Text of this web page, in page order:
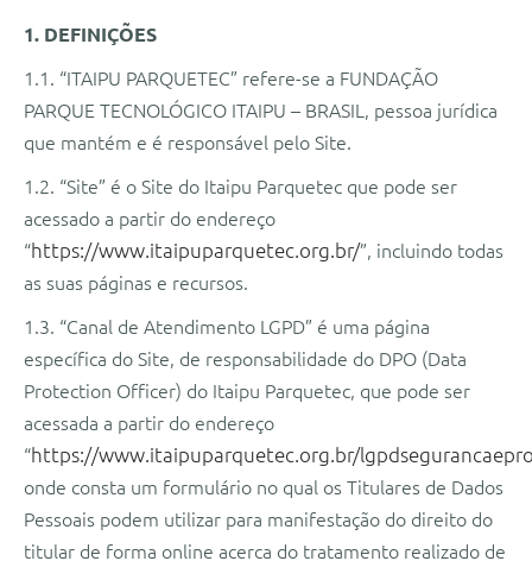
1. DEFINIÇÕES
1.1. “ITAIPU PARQUETEC” refere-se a FUNDAÇÃO
PARQUE TECNOLÓGICO ITAIPU – BRASIL, pessoa jurídica
que mantém e é responsável pelo Site.
1.2. “Site” é o Site do Itaipu Parquetec que pode ser
acessado a partir do endereço
“https://www.itaipuparquetec.org.br/”, incluindo todas
as suas páginas e recursos.
1.3. “Canal de Atendimento LGPD” é uma página
específica do Site, de responsabilidade do DPO (Data
Protection Officer) do Itaipu Parquetec, que pode ser
acessada a partir do endereço
“https://www.itaipuparquetec.org.br/
onde consta um formulário no qual os Titulares de Dados
Pessoais podem utilizar para manifestação do direito do
titular de forma online acerca do tratamento realizado de